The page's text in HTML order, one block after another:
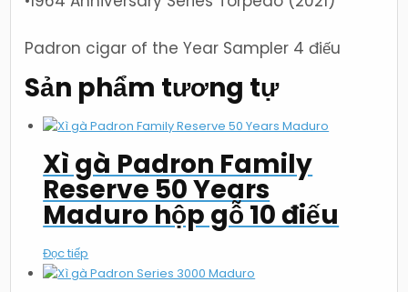
Padron cigar of the Year Sampler 4 điếu
Sản phẩm tương tự
Xì gà Padron Family
Reserve 50 Years
Maduro hộp gỗ 10 điếu
Đọc tiếp